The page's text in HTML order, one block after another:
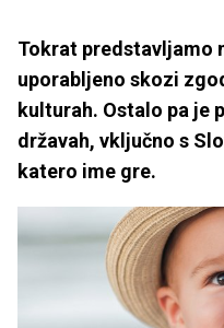
Tokrat predstavljamo
uporabljeno skozi
kulturah. Ostalo pa je
državah, vključno s
katero ime gre.